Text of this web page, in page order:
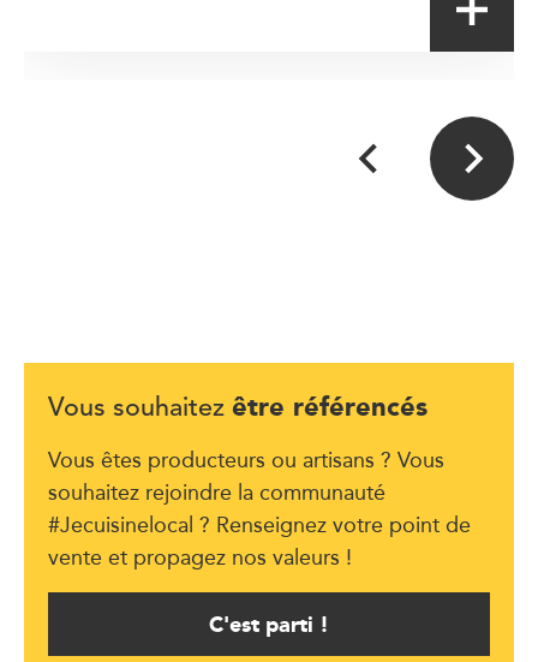
Vous souhaitez être référencés
Vous êtes producteurs ou artisans ? Vous
souhaitez rejoindre la communauté
#Jecuisinelocal ? Renseignez votre point de
vente et propagez nos valeurs !
C'est parti !